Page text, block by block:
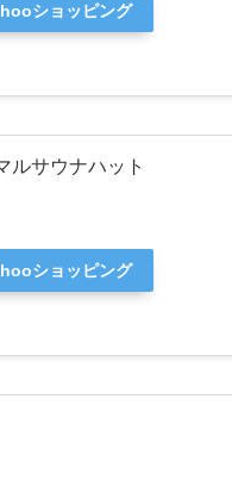
ショッピング
ルサウナハット
ショッピング